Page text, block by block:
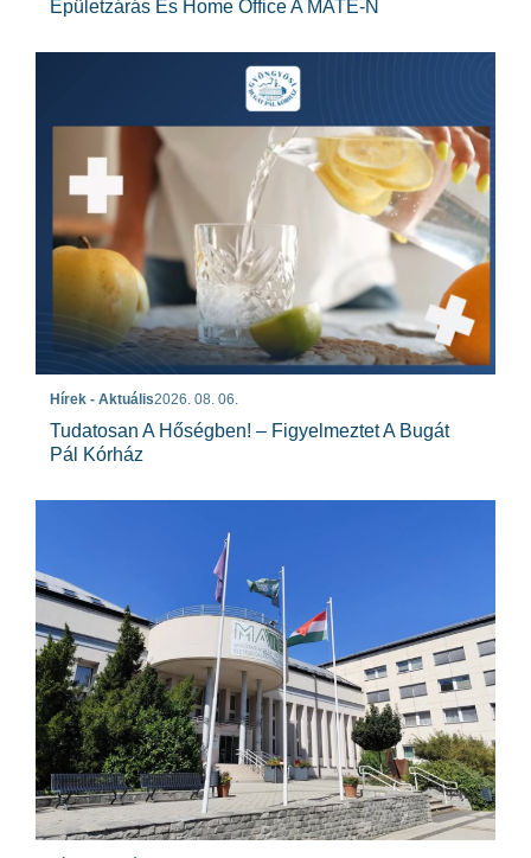
Épületzárás És Home Office A MATE-N
Hírek - Aktuális2026. 08. 06.
Tudatosan A Hőségben! – Figyelmeztet A Bugát
Pál Kórház